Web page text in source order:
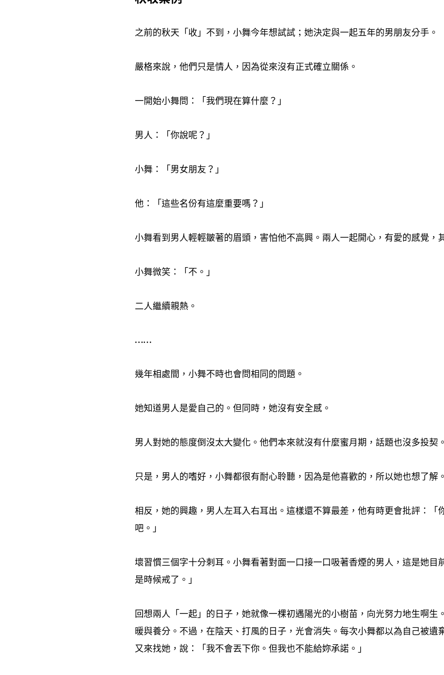
之前的秋天「收」不到 ， 小舞今年想試試 ； 她決定與一起五年的男朋友分手。
嚴格來說 ， 他們只是情人 ， 因為從來沒有正式確立關係。
一開始小舞問 ： 「我們現在算什麼？ 」
男人 ： 「你說呢？ 」
小舞 ： 「男女朋友？ 」
他 ： 「這些名份有這麼重要嗎？ 」
小舞看到男人輕輕皺著的眉頭 ， 害怕他不高興。兩人一起開心 ， 有愛的感覺 ，
小舞微笑 ： 「不。」
二人繼續親熱。
……
幾年相處間 ， 小舞不時也會問相同的問題。
她知道男人是愛自己的。但同時 ， 她沒有安全感。
男人對她的態度倒沒太大變化。他們本來就沒有什麼蜜月期 ， 話題也沒多投契。
只是 ， 男人的嗜好 ， 小舞都很有耐心聆聽 ， 因為是他喜歡的 ， 所以她也想了解。
相反 ， 她的興趣 ， 男人左耳入右耳出。這樣還不算最差 ， 他有時更會批評 ：
吧。」
壞習慣三個字十分刺耳。小舞看著對面一口接一口吸著香煙的男人 ， 這是她目
是時候戒了。」
回想兩人「一起」的日子 ， 她就像一棵初遇陽光的小樹苗 ， 向光努力地生啊生
暖與養分。不過 ， 在陰天、打風的日子 ， 光會消失。每次小舞都以為自己被遺
又來找她 ， 說 ： 「我不會丟下你。但我也不能給妳承諾。」